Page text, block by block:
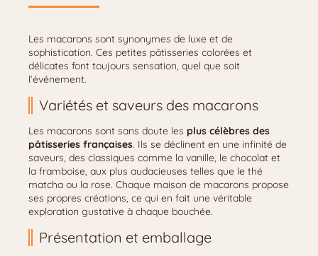
Les macarons sont synonymes de luxe et de
sophistication. Ces petites pâtisseries colorées et
délicates font toujours sensation, quel que soit
l’événement.
Variétés et saveurs des macarons
Les macarons sont sans doute les plus célèbres des
pâtisseries françaises. Ils se déclinent en une infinité de
saveurs, des classiques comme la vanille, le chocolat et
la framboise, aux plus audacieuses telles que le thé
matcha ou la rose. Chaque maison de macarons propose
ses propres créations, ce qui en fait une véritable
exploration gustative à chaque bouchée.
Présentation et emballage